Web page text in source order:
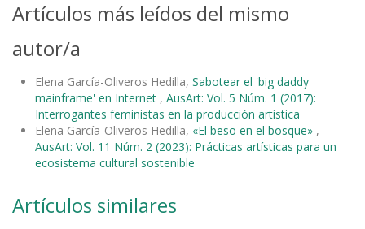
Artículos más leídos del mismo
autor/a
Elena García-Oliveros Hedilla, Sabotear el 'big daddy
mainframe' en Internet , AusArt: Vol. 5 Núm. 1 (2017):
Interrogantes feministas en la producción artística
Elena García-Oliveros Hedilla, «El beso en el bosque» ,
AusArt: Vol. 11 Núm. 2 (2023): Prácticas artísticas para un
ecosistema cultural sostenible
Artículos similares